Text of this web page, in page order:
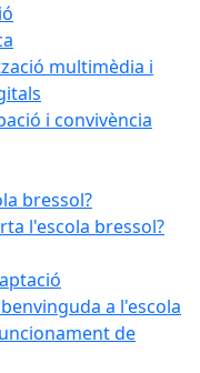
multimèdia i
i convivència
bressol?
l'escola bressol?
a l'escola
de